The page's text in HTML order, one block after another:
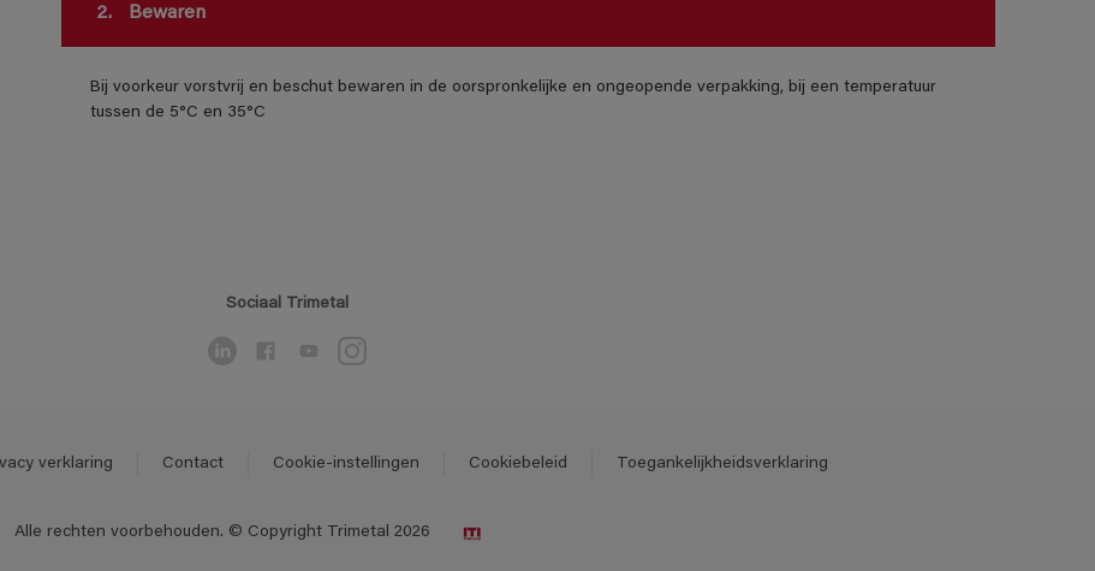
2. Bewaren
Bij voorkeur vorstvrij en beschut bewaren in de oorspronkelijke en ongeopende verpakking, bij een temperatuur
tussen de 5°C en 35°C
Sociaal Trimetal
verklaring Contact Cookie-instellingen Cookiebeleid Toegankelijkheidsverklaring
Alle rechten voorbehouden. © Copyright Trimetal 2026